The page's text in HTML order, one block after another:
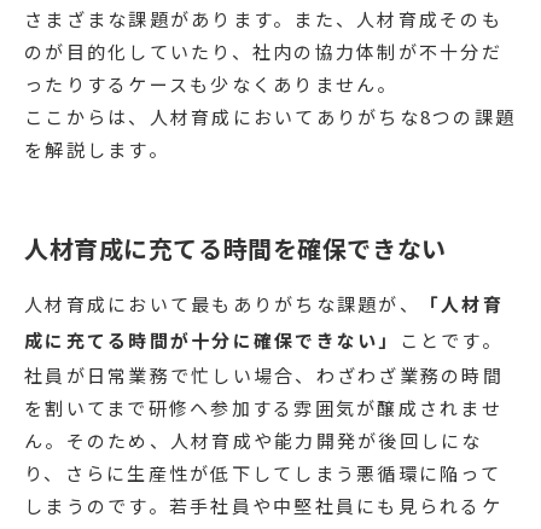
さまざまな課題があります。また、人材育成そのも
のが目的化していたり、社内の協力体制が不十分だ
ったりするケースも少なくありません。
ここからは、人材育成においてありがちな8つの課題
を解説します。
人材育成に充てる時間を確保できない
人材育成において最もありがちな課題が、
「人材育
成に充てる時間が十分に確保できない」
ことです。
社員が日常業務で忙しい場合、わざわざ業務の時間
を割いてまで研修へ参加する雰囲気が醸成されませ
ん。そのため、人材育成や能力開発が後回しにな
り、さらに生産性が低下してしまう悪循環に陥って
しまうのです。若手社員や中堅社員にも見られるケ